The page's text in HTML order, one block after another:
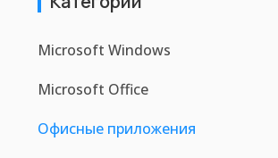
Microsoft Windows
Microsoft Office
Офисные приложения